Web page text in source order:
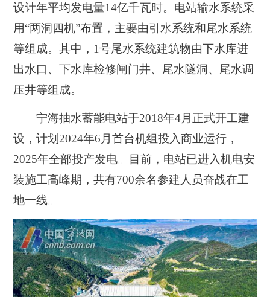
设计年平均发电量14亿千瓦时。电站输水系统采
用“两洞四机”布置，主要由引水系统和尾水系统
等组成。其中，1号尾水系统建筑物由下水库进
出水口、下水库检修闸门井、尾水隧洞、尾水调
压井等组成。
宁海抽水蓄能电站于2018年4月正式开工建
设，计划2024年6月首台机组投入商业运行，
2025年全部投产发电。目前，电站已进入机电安
装施工高峰期，共有700余名参建人员奋战在工
地一线。